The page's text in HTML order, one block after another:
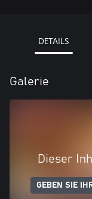
DETAILS
Galerie
Dieser
GEBEN SIE